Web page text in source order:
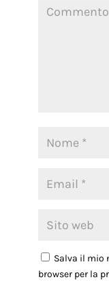
Salva il mio
browser per la